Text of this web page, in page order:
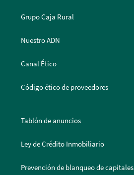
Grupo Caja Rural
Nuestro ADN
Canal Ético
Código ético de proveedores
Tablón de anuncios
Ley de Crédito Inmobiliario
Prevención de blanqueo de capitales